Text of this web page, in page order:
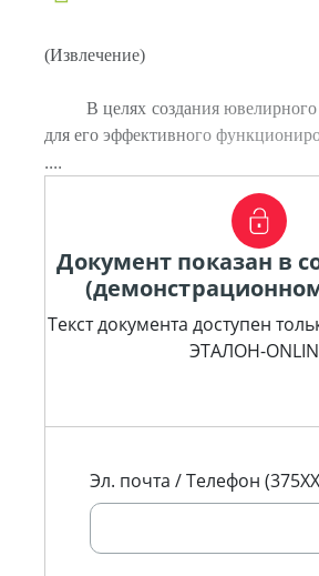
(Извлечение)
В целях создания
для его эффективного
....
Документ показан в
Текст документа доступен
ЭТАЛОН-
Эл. почта / Телефон